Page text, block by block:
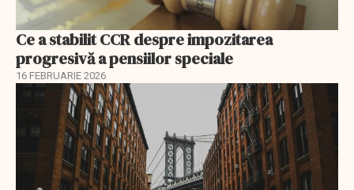
Ce a stabilit CCR despre impozitarea
progresivă a pensiilor speciale
16 FEBRUARIE 2026